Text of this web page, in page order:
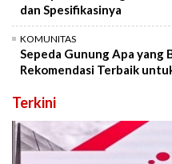
dan Spesifikasinya
KOMUNITAS
Sepeda Gunung Apa yang
Rekomendasi Terbaik
Terkini